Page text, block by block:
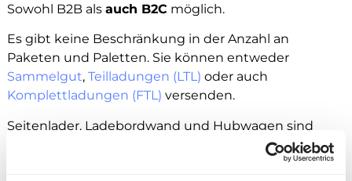
Sowohl B2B als auch B2C möglich.
Es gibt keine Beschränkung in der Anzahl an
Paketen und Paletten. Sie können entweder
Sammelgut, Teilladungen (LTL) oder auch
Komplettladungen (FTL) versenden.
Seitenlader, Ladebordwand und Hubwagen sind
grundsätzlich als Zusatzleistung buchbar.